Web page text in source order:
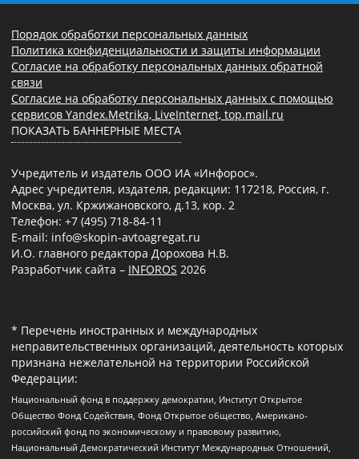
Порядок обработки персональных данных
Политика конфиденциальности и защиты информации
Согласие на обработку персональных данных обратной
связи
Согласие на обработку персональных данных с помощью
сервисов Yandex.Metrika, LiveInternet, top.mail.ru
ПОКАЗАТЬ БАННЕРНЫЕ МЕСТА
Учредитель и издатель ООО ИА «Инфорос».
Адрес учредителя, издателя, редакции: 117218, Россия, г.
Москва, ул. Кржижановского, д.13, кор. 2
Телефон: +7 (495) 718-84-11
E-mail: info@skopin-avtoagregat.ru
И.О. главного редактора Дорохова Н.В.
Разработчик сайта – INFOROS 2026
* Перечень иностранных и международных
неправительственных организаций, деятельность которых
признана нежелательной на территории Российской
Федерации:
Национальный фонд в поддержку демократии, Институт Открытое
Общество Фонд Содействия, Фонд Открытое общество, Американо-
российский фонд по экономическому и правовому развитию,
Национальный Демократический Институт Международных Отношений,